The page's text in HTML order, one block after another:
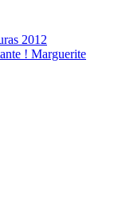
2012
! Marguerite